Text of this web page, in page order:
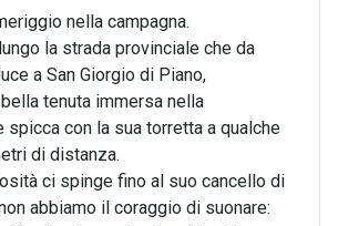
nella campagna.
la strada provinciale che da
a San Giorgio di Piano,
tenuta immersa nella
spicca con la sua torretta a qualche
di distanza.
ci spinge fino al suo cancello di
abbiamo il coraggio di suonare: